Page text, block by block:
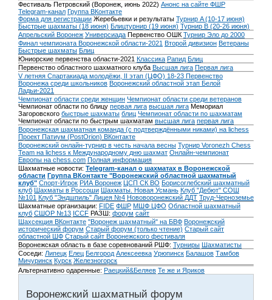
Фестиваль Петровский (Воронеж, июнь 2022) Анонс на сайте ФШР
Telegram-канал Группа ВКонтакте
Форма для регистрации Жеребьевки и результаты Турнир A (10-17 июня)
Быстрые шахматы (18 июня) Блицтурнир (19 июня) Турнир B (20-26 июня)
Апрельский Воронеж Универсиада Первенство ОШК Турнир Эло до 2000
Финал чемпионата Воронежской области-2021 Второй дивизион Ветераны
Быстрые шахматы Блиц
Юниорские первенства области-2021 Классика Рапид Блиц
Первенство областного шахматного клуба Высшая лига Первая лига
V летняя Спартакиада молодёжи, II этап (ЦФО) 18-23 Первенство
Воронежа среди школьников Воронежский областной этап Белой
Ладьи-2021
Чемпионат области среди женщин Чемпионат области среди ветеранов
Чемпионат области по блицу первая лига высшая лига Мемориал
Загоровского быстрые шахматы блиц Чемпионат области по шахматам
Чемпионат области по быстрым шахматам высшая лига первая лига
Воронежская шахматная команда (с подтверждёнными никами) на lichess
Проект Патиум (PostOrion) ВКонтакте
Воронежский онлайн-турнир в честь начала весны Турнир Voronezh Chess
Team на lichess к Международному дню шахмат Онлайн-чемпионат
Европы на chess.com Полная информация
Шахматные новости: Telegram-канал о шахматах в Воронежской
области Группа ВКонтакте "Воронежский областной шахматный
клуб" Спорт-Игрок РИА Воронеж ЦСП СК ВО Борисоглебский шахматный
клуб Шахматы в Россоши Шахматы. Новая Усмань Клуб "Дебют" СОШ
№101 Клуб "Эндшпиль" Лицея №4 Нововоронежский ДДТ Труд-Черноземье
Шахматные организации: FIDE ФШР МШФ ЦФО Областной шахматный
клуб СШОР №13 ICCF РАЗШ: форум сайт
Шахсекция ВКонтакте "Воронеж шахматный" на БВФ Воронежский
исторический форум Cтарый форум (только чтение) Старый сайт
областной ШФ Старый сайт Воронежского фестиваля
Воронежская область в базе соревнований РШФ: Турниры Шахматисты
Соседи: Липецк Елец Белгород Алексеевка Урюпинск Балашов Тамбов
Мичуринск Курск Железногорск
Альтернативно одаренные: Раецкий&Беляев Те же и Яриков
Воронежский шахматный форум